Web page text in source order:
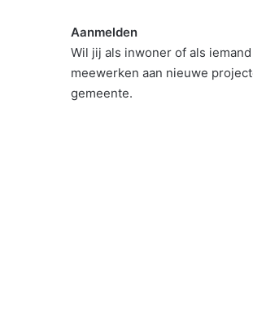
Aanmelden
Wil jij als inwoner of als
meewerken aan nieuwe
gemeente.